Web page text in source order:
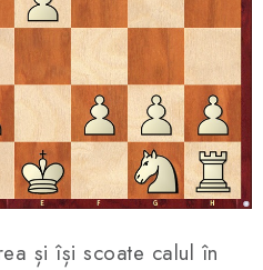
și își scoate calul în